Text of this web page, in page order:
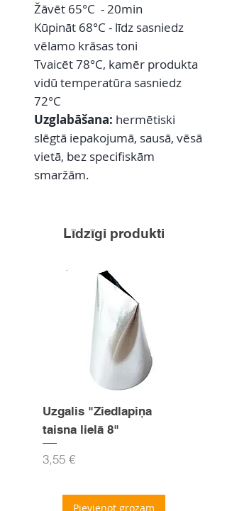
Žāvēt 65°C - 20min
Kūpināt 68°C - līdz sasniedz
vēlamo krāsas toni
Tvaicēt 78°C, kamēr produkta
vidū temperatūra sasniedz
72°C
Uzglabāšana: hermētiski
slēgtā iepakojumā, sausā, vēsā
vietā, bez specifiskām
smaržām.
Līdzīgi produkti
Uzgalis "Ziedlapiņa
taisna lielā 8"
Cena
3,55 €
Pievienot grozam